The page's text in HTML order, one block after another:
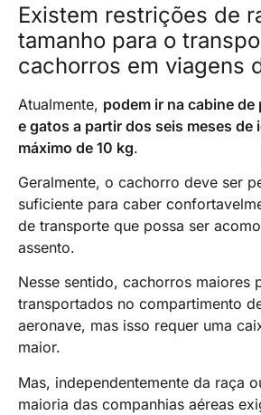
Existem restrições de
tamanho para o
cachorros em viagens
Atualmente, podem ir na cabine de
e gatos a partir dos seis meses de
máximo de 10 kg.
Geralmente, o cachorro deve ser
suficiente para caber
de transporte que possa ser
assento.
Nesse sentido, cachorros maiores
transportados no compartimento
aeronave, mas isso requer uma
maior.
Mas, independentemente da raça
maioria das companhias aéreas